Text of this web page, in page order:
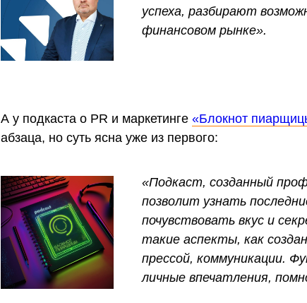
успеха, разбирают
финансовом рынке».
А у подкаста о PR и маркетинге «Блокнот
абзаца, но суть ясна уже из первого:
«Подкаст, созданный
позволит узнать
почувствовать вкус и
такие аспекты, как
прессой, коммуникации.
личные впечатления,